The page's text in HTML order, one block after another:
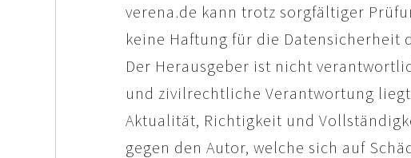
verena.de kann trotz sorgfältiger
keine Haftung für die Datensicherheit
Der Herausgeber ist nicht
und zivilrechtliche Verantwortung
Aktualität, Richtigkeit und
gegen den Autor, welche sich auf